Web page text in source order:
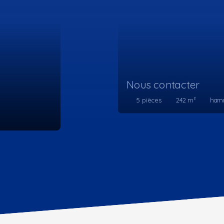
Nous contacter
8 pièces 450m²